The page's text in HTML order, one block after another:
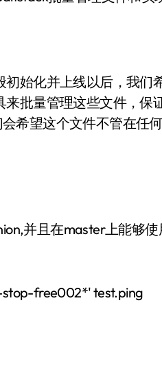
始化并上线以后，我们
批量管理这些文件，保
希望这个文件不管在任
并且在master上能够
stop-free002*' test.ping